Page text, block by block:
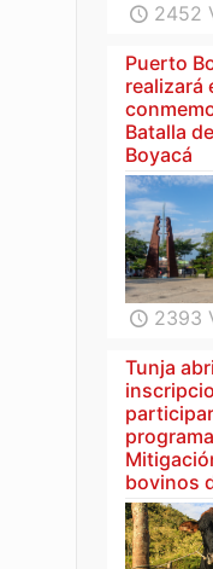
2452
Puerto
realizará
Batalla
Boyacá
2393
Tunja
bovinos